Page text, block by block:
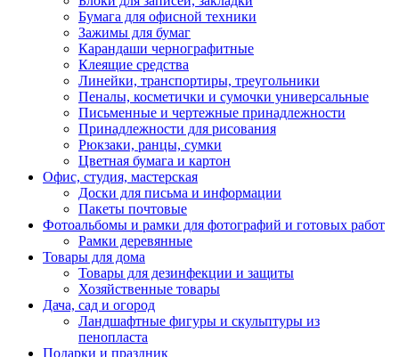
Бумага для офисной техники
Зажимы для бумаг
Карандаши чернографитные
Клеящие средства
Линейки, транспортиры, треугольники
Пеналы, косметички и сумочки универсальные
Письменные и чертежные принадлежности
Принадлежности для рисования
Рюкзаки, ранцы, сумки
Цветная бумага и картон
Офис, студия, мастерская
Доски для письма и информации
Пакеты почтовые
Фотоальбомы и рамки для фотографий и готовых работ
Рамки деревянные
Товары для дома
Товары для дезинфекции и защиты
Хозяйственные товары
Дача, сад и огород
Ландшафтные фигуры и скульптуры из
пенопласта
Подарки и праздник